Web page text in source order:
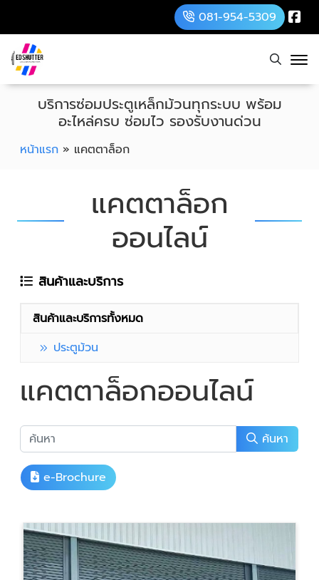
081-954-5309
หน้าแรก » แคตตาล็อก
บริการซ่อมประตูเหล็กม้วนทุกระบบ พร้อม
อะไหล่ครบ ซ่อมไว รองรับงานด่วน
แคตตาล็อก
ออนไลน์
สินค้าและบริการ
สินค้าและบริการทั้งหมด
ประตูม้วน
แคตตาล็อกออนไลน์
ค้นหา
e-Brochure